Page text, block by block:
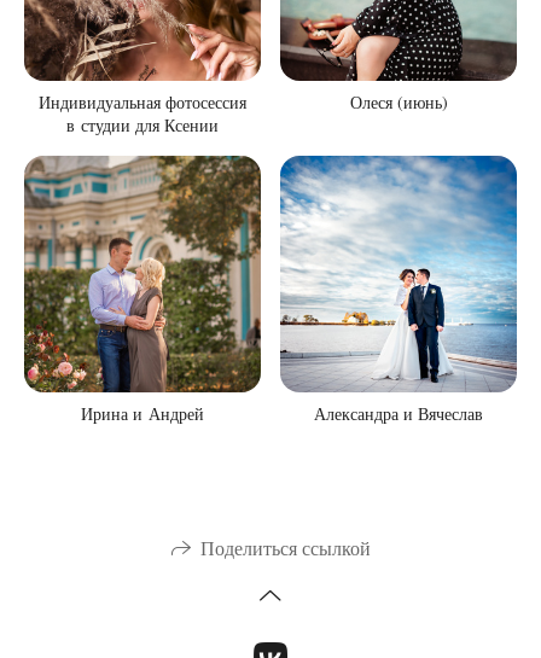
Индивидуальная фотосессия
в студии для Ксении
Олеся (июнь)
Ирина и Андрей Александра и Вячеслав
Поделиться ссылкой